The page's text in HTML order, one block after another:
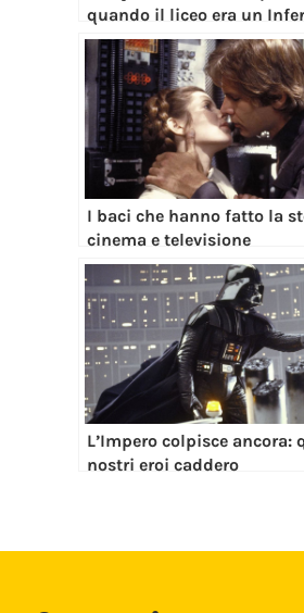
quando il liceo era un
I baci che hanno fatto la
cinema e televisione
L’Impero colpisce ancora:
nostri eroi caddero